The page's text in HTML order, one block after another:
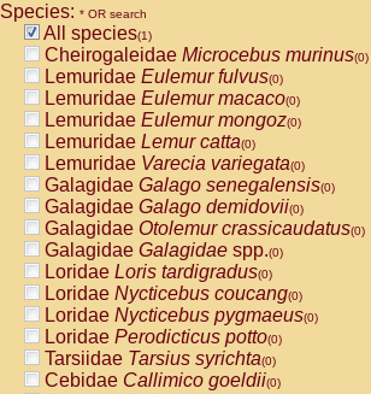
Species: * OR search
All species(1)
Cheirogaleidae Microcebus murinus(0)
Lemuridae Eulemur fulvus(0)
Lemuridae Eulemur macaco(0)
Lemuridae Eulemur mongoz(0)
Lemuridae Lemur catta(0)
Lemuridae Varecia variegata(0)
Galagidae Galago senegalensis(0)
Galagidae Galago demidovii(0)
Galagidae Otolemur crassicaudatus(0)
Galagidae Galagidae spp.(0)
Loridae Loris tardigradus(0)
Loridae Nycticebus coucang(0)
Loridae Nycticebus pygmaeus(0)
Loridae Perodicticus potto(0)
Tarsiidae Tarsius syrichta(0)
Cebidae Callimico goeldii(0)